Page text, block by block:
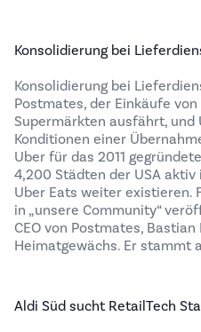
Konsolidierung bei
Konsolidierung bei
Postmates, der Einkäufe
Supermärkten ausfährt, und
Konditionen einer
Uber für das 2011
4,200 Städten der USA
Uber Eats weiter existieren.
in „unsere Community“
CEO von Postmates,
Heimatgewächs. Er stammt
Aldi Süd sucht RetailTech